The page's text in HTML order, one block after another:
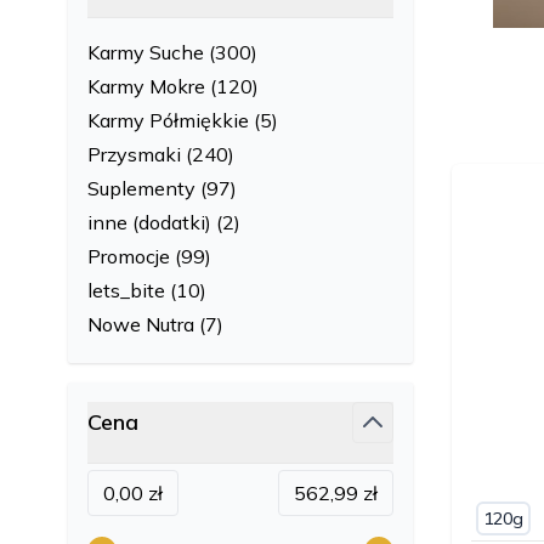
Karmy Suche (300)
products available
Karmy Mokre (120)
products available
Karmy Półmiękkie (5)
products available
Przysmaki (240)
products available
Suplementy (97)
products available
inne (dodatki) (2)
products available
Promocje (99)
products available
lets_bite (10)
products available
Nowe Nutra (7)
products available
Cena
Minimum value
0,00 zł Maksymalna wartość
562,99 zł
120g